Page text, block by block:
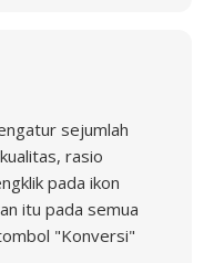
sejumlah
rasio
pada ikon
itu pada semua
"Konversi"